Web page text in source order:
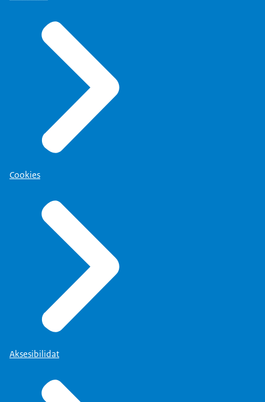
Cookies
Aksesibilidat